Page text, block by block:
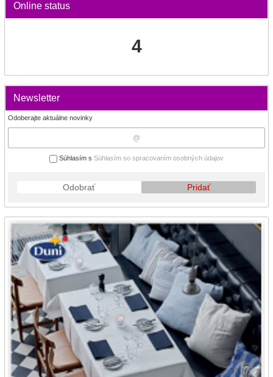
Online status
4
Newsletter
Odoberajte aktuálne novinky
Súhlasím s Súhlasím so spracovaním osobných údajov
Odobrať Pridať